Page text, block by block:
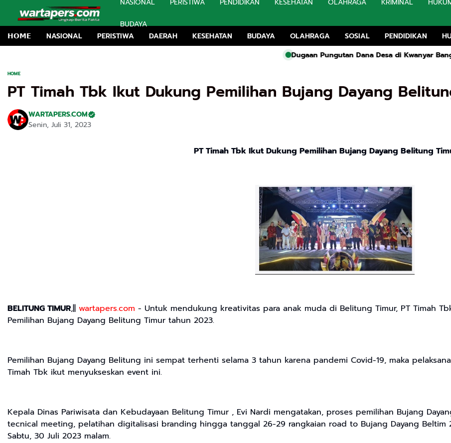
BUDAYA
𝗛𝗢𝗠𝗘
NASIONAL PERISTIWA DAERAH KESEHATAN BUDAYA OLAHRAGA SOSIAL PENDIDIKAN
Dugaan Pungutan Dana Desa di Kwanyar Bangkalan:
HOME
PT Timah Tbk Ikut Dukung Pemilihan Bujang Dayang
WARTAPERS.COM
Senin, Juli 31, 2023
PT Timah Tbk Ikut Dukung Pemilihan Bujang Dayang Belitung
BELITUNG TIMUR,|| wartapers.com - Untuk mendukung kreativitas para anak muda di Belitung Timur, PT Timah
Pemilihan Bujang Dayang Belitung Timur tahun 2023.
Pemilihan Bujang Dayang Belitung ini sempat terhenti selama 3 tahun karena pandemi Covid-19, maka
Timah Tbk ikut menyukseskan event ini.
Kepala Dinas Pariwisata dan Kebudayaan Belitung Timur , Evi Nardi mengatakan, proses pemilihan Bujang
tecnical meeting, pelatihan digitalisasi branding hingga tanggal 26-29 rangkaian road to Bujang Dayang
Sabtu, 30 Juli 2023 malam.